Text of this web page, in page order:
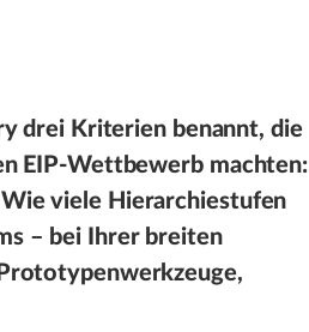
drei Kriterien benannt, die
EIP-Wettbewerb machten:
viele Hierarchiestufen
– bei Ihrer breiten